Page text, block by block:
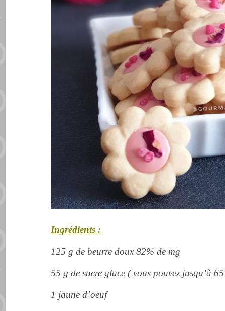
Ingrédients :
125 g de beurre doux 82% de mg
55 g de sucre glace ( vous pouvez jusqu’à
1 jaune d’oeuf